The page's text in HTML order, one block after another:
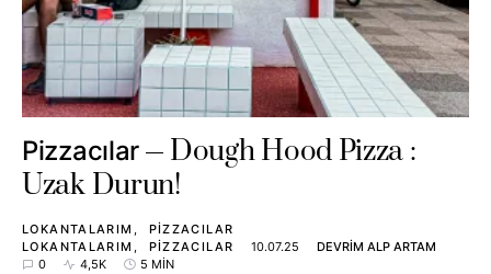
Pizzacılar
Dough Hood Pizza :
Uzak Durun!
LOKANTALARIM
PIZZACILAR
LOKANTALARIM
PIZZACILAR 10.07.25
DEVRIM ALP ARTAM
0
4,5K 5 MIN